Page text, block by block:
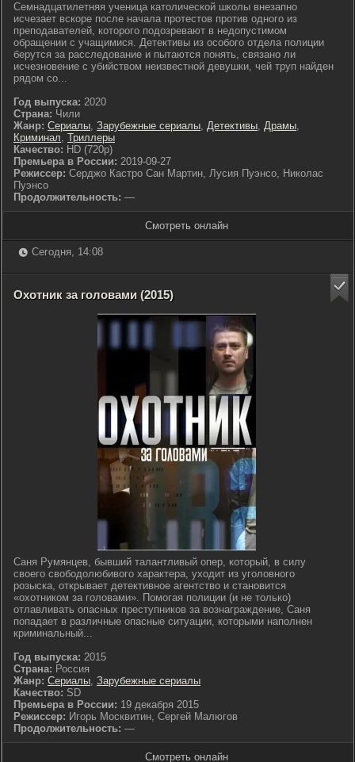
Семнадцатилетняя ученица католической школы внезапно
исчезает вскоре после начала протестов против одного из
преподавателей, которого подозревают в недопустимом
обращении с учащимися. Детективы из особого отдела полиции
берутся за расследование и пытаются понять, связано ли
исчезновение с убийством неизвестной девушки, чей труп найден
рядом со...
Год выпуска: 2020
Страна: Чили
Жанр: Сериалы, Зарубежные сериалы, Детективы, Драмы,
Криминал, Триллеры
Качество: HD (720p)
Премьера в России: 2019-09-27
Режиссер: Серджо Кастро Сан Мартин, Лусия Пуэнсо, Николас
Пуэнсо
Продолжительность: —
Смотреть онлайн
Сегодня, 14:08
Охотник за головами (2015)
Саня Румянцев, бывший талантливый опер, который, в силу
своего свободолюбивого характера, уходит из уголовного
розыска, открывает детективное агентство и становится
«охотником за головами». Помогая полиции (и не только)
отлавливать опасных преступников за вознаграждение, Саня
попадает в различные опасные ситуации, которыми наполнен
криминальный...
Год выпуска: 2015
Страна: Россия
Жанр: Сериалы, Зарубежные сериалы
Качество: SD
Премьера в России: 19 декабря 2015
Режиссер: Игорь Москвитин, Сергей Малюгов
Продолжительность: —
Смотреть онлайн